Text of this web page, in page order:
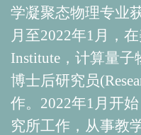
学凝聚态物理专业
月至2022年1月，
Institute ， 计算量子
博士后研究员
作。 2022年1月开
究所工作，从事教